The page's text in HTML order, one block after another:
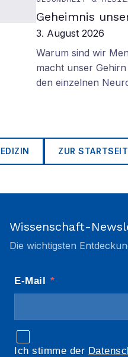
Geheimnis
3. August 2026
Warum sind wir
macht unser
den einzelnen
ZUR
Wissenschaft-
Die wichtigsten